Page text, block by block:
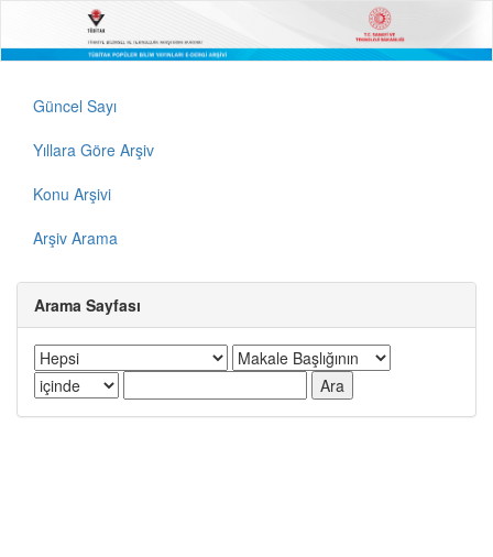
Güncel Sayı
Yıllara Göre Arşiv
Konu Arşivi
Arşiv Arama
Arama Sayfası